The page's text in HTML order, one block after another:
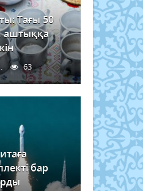
Тағы 50
аштыққа
63
бар